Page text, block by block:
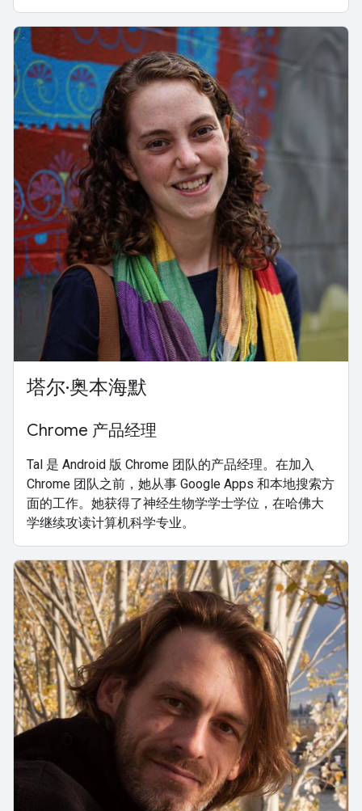
塔尔·奥本海默
Chrome 产品经理
Tal 是 Android 版 Chrome 团队的产品经理。在加入
Chrome 团队之前，她从事 Google Apps 和本地搜索方
面的工作。她获得了神经生物学学士学位，在哈佛大
学继续攻读计算机科学专业。